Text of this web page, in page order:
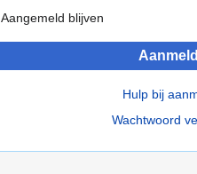
Aangemeld blijven
Hulp bij
Wachtwoord